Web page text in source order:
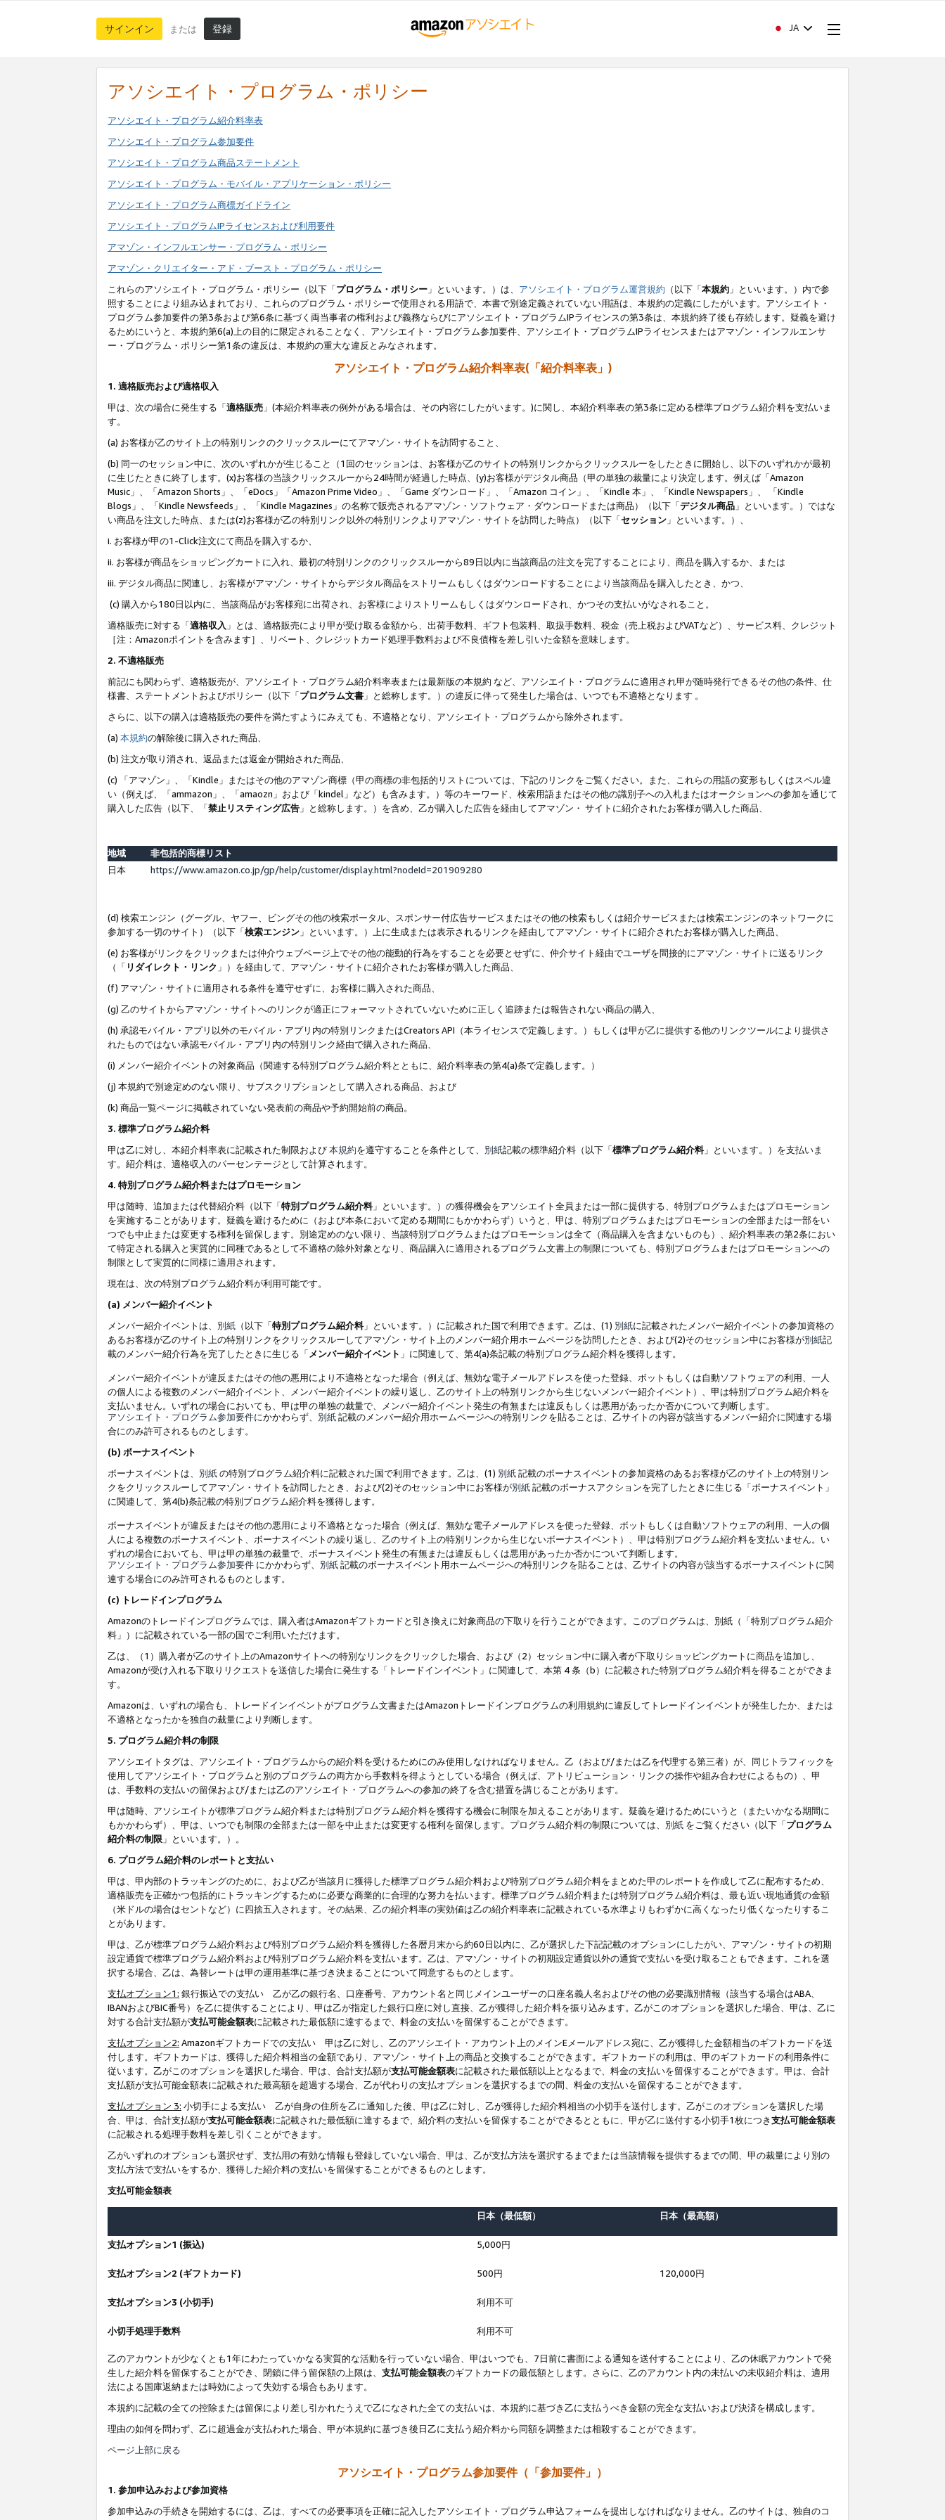
サインイン または 登録 JA
アソシエイト・プログラム・ポリシー
アソシエイト・プログラム紹介料率表
アソシエイト・プログラム参加要件
アソシエイト・プログラム商品ステートメント
アソシエイト・プログラム・モバイル・アプリケーション・ポリシー
アソシエイト・プログラム商標ガイドライン
アソシエイト・プログラムIPライセンスおよび利用要件
アマゾン・インフルエンサー・プログラム・ポリシー
アマゾン・クリエイター・アド・ブースト・プログラム・ポリシー
これらのアソシエイト・プログラム・ポリシー（以下「プログラム・ポリシー 」といいます。）は、 アソシエイト・プログラム運営規約 （以下「本規約 」といいます。）内で参
照することにより組み込まれており、これらのプログラム・ポリシーで使用される用語で、本書で別途定義されていない用語は、本規約の定義にしたがいます。アソシエイト・
プログラム参加要件の第3条および第6条に基づく両当事者の権利および義務ならびにアソシエイト・プログラムIPライセンスの第3条は、本規約終了後も存続します。疑義を避け
るためにいうと、本規約第6(a)上の目的に限定されることなく、アソシエイト・プログラム参加要件、アソシエイト・プログラムIPライセンスまたはアマゾン・インフルエンサ
ー・プログラム・ポリシー第1条の違反は、本規約の重大な違反とみなされます。
アソシエイト・プログラム紹介料率表(「紹介料率表」)
1. 適格販売および適格収入
甲は、次の場合に発生する「適格販売 」(本紹介料率表の例外がある場合は、その内容にしたがいます。)に関し、本紹介料率表の第3条に定める標準プログラム紹介料を支払いま
す。
(a) お客様が乙のサイト上の特別リンクのクリックスルーにてアマゾン・サイトを訪問すること、
(b) 同一のセッション中に、次のいずれかが生じること（1回のセッションは、お客様が乙のサイトの特別リンクからクリックスルーをしたときに開始し、以下のいずれかが最初
に生じたときに終了します。(x)お客様の当該クリックスルーから24時間が経過した時点、(y)お客様がデジタル商品（甲の単独の裁量により決定します。例えば「Amazon
Music」、「Amazon Shorts」、「eDocs」「Amazon Prime Video」、「Game ダウンロード」、「Amazon コイン」、「Kindle 本」、「Kindle Newspapers」、 「Kindle
Blogs」、「Kindle Newsfeeds」、「Kindle Magazines」の名称で販売されるアマゾン・ソフトウェア・ダウンロードまたは商品）（以下「デジタル商品 」といいます。）ではな
い商品を注文した時点、または(z)お客様が乙の特別リンク以外の特別リンクよりアマゾン・サイトを訪問した時点）（以下「セッション 」といいます。）、
i. お客様が甲の1-Click注文にて商品を購入するか、
ii. お客様が商品をショッピングカートに入れ、最初の特別リンクのクリックスルーから89日以内に当該商品の注文を完了することにより、商品を購入するか、または
iii. デジタル商品に関連し、お客様がアマゾン・サイトからデジタル商品をストリームもしくはダウンロードすることにより当該商品を購入したとき、かつ、
(c) 購入から180日以内に、当該商品がお客様宛に出荷され、お客様によりストリームもしくはダウンロードされ、かつその支払いがなされること。
適格販売に対する「適格収入 」とは、適格販売により甲が受け取る金額から、出荷手数料、ギフト包装料、取扱手数料、税金（売上税およびVATなど）、サービス料、クレジット
［注：Amazonポイントを含みます］、リベート、クレジットカード処理手数料および不良債権を差し引いた金額を意味します。
2. 不適格販売
前記にも関わらず、適格販売が、アソシエイト・プログラム紹介料率表または最新版の本規約 など、アソシエイト・プログラムに適用され甲が随時発行できるその他の条件、仕
様書、ステートメントおよびポリシー（以下「プログラム文書 」と総称します。）の違反に伴って発生した場合は、いつでも不適格となります 。
さらに、以下の購入は適格販売の要件を満たすようにみえても、不適格となり、アソシエイト・プログラムから除外されます。
(a) 本規約の解除後に購入された商品、
(b) 注文が取り消され、返品または返金が開始された商品、
(c) 「アマゾン」、「Kindle」またはその他のアマゾン商標（甲の商標の非包括的リストについては、下記のリンクをご覧ください。また、これらの用語の変形もしくはスペル違
い（例えば、「ammazon」、「amaozn」および「kindel」など）も含みます。）等のキーワード、検索用語またはその他の識別子への入札またはオークションへの参加を通じて
購入した広告（以下、「禁止リスティング広告 」と総称します。）を含め、乙が購入した広告を経由してアマゾン・ サイトに紹介されたお客様が購入した商品、
地域
非包括的商標リスト
日本
https://www.amazon.co.jp/gp/help/customer/display.html?nodeId=201909280
(d) 検索エンジン（グーグル、ヤフー、ビングその他の検索ポータル、スポンサー付広告サービスまたはその他の検索もしくは紹介サービスまたは検索エンジンのネットワークに
参加する一切のサイト）（以下「検索エンジン 」といいます。）上に生成または表示されるリンクを経由してアマゾン・サイトに紹介されたお客様が購入した商品、
(e) お客様がリンクをクリックまたは仲介ウェブページ上でその他の能動的行為をすることを必要とせずに、仲介サイト経由でユーザを間接的にアマゾン・サイトに送るリンク
（「 リダイレクト・リンク 」）を経由して、アマゾン・サイトに紹介されたお客様が購入した商品、
(f) アマゾン・サイトに適用される条件を遵守せずに、お客様に購入された商品、
(g) 乙のサイトからアマゾン・サイトへのリンクが適正にフォーマットされていないために正しく追跡または報告されない商品の購入、
(h) 承認モバイル・アプリ以外のモバイル・アプリ内の特別リンクまたはCreators API（本ライセンスで定義します。）もしくは甲が乙に提供する他のリンクツールにより提供さ
れたものではない承認モバイル・アプリ内の特別リンク経由で購入された商品、
(i) メンバー紹介イベントの対象商品（関連する特別プログラム紹介料とともに、紹介料率表の第4(a)条で定義します。）
(j) 本規約で別途定めのない限り、サブスクリプションとして購入される商品、および
(k) 商品一覧ページに掲載されていない発表前の商品や予約開始前の商品。
3. 標準プログラム紹介料
甲は乙に対し、本紹介料率表に記載された制限および本規約を遵守することを条件として、 別紙記載の標準紹介料（以下「標準プログラム紹介料」といいます。）を支払いま
す。紹介料は、適格収入のパーセンテージとして計算されます。
4. 特別プログラム紹介料またはプロモーション
甲は随時、追加または代替紹介料（以下「特別プログラム紹介料」といいます。）の獲得機会をアソシエイト全員または一部に提供する、特別プログラムまたはプロモーション
を実施することがあります。疑義を避けるために（および本条において定める期間にもかかわらず）いうと、甲は、特別プログラムまたはプロモーションの全部または一部をい
つでも中止または変更する権利を留保します。別途定めのない限り、当該特別プログラムまたはプロモーションは全て（商品購入を含まないものも）、紹介料率表の第2条におい
て特定される購入と実質的に同種であるとして不適格の除外対象となり、商品購入に適用されるプログラム文書上の制限についても、特別プログラムまたはプロモーションへの
制限として実質的に同様に適用されます。
現在は、次の特別プログラム紹介料が利用可能です。
(a) メンバー紹介イベント
メンバー紹介イベントは、 別紙 （以下「特別プログラム紹介料」といいます。）に記載された国で利用できます。乙は、(1) 別紙に記載されたメンバー紹介イベントの参加資格の
あるお客様が乙のサイト上の特別リンクをクリックスルーしてアマゾン・サイト上のメンバー紹介用ホームページを訪問したとき、および(2)そのセッション中にお客様が別紙記
載のメンバー紹介行為を完了したときに生じる「 メンバー紹介イベント 」に関連して、第4(a)条記載の特別プログラム紹介料を獲得します。
メンバー紹介イベントが違反またはその他の悪用により不適格となった場合（例えば、無効な電子メールアドレスを使った登録、ボットもしくは自動ソフトウェアの利用、一人
の個人による複数のメンバー紹介イベント、メンバー紹介イベントの繰り返し、乙のサイト上の特別リンクから生じないメンバー紹介イベント）、甲は特別プログラム紹介料を
支払いません。いずれの場合においても、甲は甲の単独の裁量で、メンバー紹介イベント発生の有無または違反もしくは悪用があったか否かについて判断します。
アソシエイト・プログラム参加要件にかかわらず、 別紙記載のメンバー紹介用ホームページへの特別リンクを貼ることは、乙サイトの内容が該当するメンバー紹介に関連する場
合にのみ許可されるものとします。
(b) ボーナスイベント
ボーナスイベントは、 別紙の特別プログラム紹介料に記載された国で利用できます。乙は、(1) 別紙記載のボーナスイベントの参加資格のあるお客様が乙のサイト上の特別リン
クをクリックスルーしてアマゾン・サイトを訪問したとき、および(2)そのセッション中にお客様が別紙記載のボーナスアクションを完了したときに生じる「ボーナスイベント」
に関連して、第4(b)条記載の特別プログラム紹介料を獲得します。
ボーナスイベントが違反またはその他の悪用により不適格となった場合（例えば、無効な電子メールアドレスを使った登録、ボットもしくは自動ソフトウェアの利用、一人の個
人による複数のボーナスイベント、ボーナスイベントの繰り返し、乙のサイト上の特別リンクから生じないボーナスイベント）、甲は特別プログラム紹介料を支払いません。い
ずれの場合においても、甲は甲の単独の裁量で、ボーナスイベント発生の有無または違反もしくは悪用があったか否かについて判断します。
アソシエイト・プログラム参加要件 にかかわらず、 別紙記載のボーナスイベント用ホームページへの特別リンクを貼ることは、乙サイトの内容が該当するボーナスイベントに関
連する場合にのみ許可されるものとします。
(c) トレードインプログラム
Amazonのトレードインプログラムでは、購入者はAmazonギフトカードと引き換えに対象商品の下取りを行うことができます。このプログラムは、別紙（「特別プログラム紹介
料」）に記載されている一部の国でご利用いただけます。
乙は、（1）購入者が乙のサイト上のAmazonサイトへの特別なリンクをクリックした場合、および（2）セッション中に購入者が下取りショッピングカートに商品を追加し、
Amazonが受け入れる下取りリクエストを送信した場合に発生する「トレードインイベント」に関連して、本第 4 条（b）に記載された特別プログラム紹介料を得ることができま
す。
Amazonは、いずれの場合も、トレードインイベントがプログラム文書またはAmazonトレードインプログラムの利用規約に違反してトレードインイベントが発生したか、または
不適格となったかを独自の裁量により判断します。
5. プログラム紹介料の制限
アソシエイトタグは、アソシエイト・プログラムからの紹介料を受けるためにのみ使用しなければなりません。乙（および/または乙を代理する第三者）が、同じトラフィックを
使用してアソシエイト・プログラムと別のプログラムの両方から手数料を得ようとしている場合（例えば、アトリビューション・リンクの操作や組み合わせによるもの）、甲
は、手数料の支払いの留保および/または乙のアソシエイト・プログラムへの参加の終了を含む措置を講じることがあります。
甲は随時、アソシエイトが標準プログラム紹介料または特別プログラム紹介料を獲得する機会に制限を加えることがあります。疑義を避けるためにいうと（またいかなる期間に
もかかわらず）、甲は、いつでも制限の全部または一部を中止または変更する権利を留保します。プログラム紹介料の制限については、 別紙 をご覧ください（以下「プログラム
紹介料の制限 」といいます。）。
6. プログラム紹介料のレポートと支払い
甲は、甲内部のトラッキングのために、および乙が当該月に獲得した標準プログラム紹介料および特別プログラム紹介料をまとめた甲のレポートを作成して乙に配布するため、
適格販売を正確かつ包括的にトラッキングするために必要な商業的に合理的な努力を払います。標準プログラム紹介料または特別プログラム紹介料は、最も近い現地通貨の金額
（米ドルの場合はセントなど）に四捨五入されます。その結果、乙の紹介料率の実効値は乙の紹介料率表に記載されている水準よりもわずかに高くなったり低くなったりするこ
とがあります。
甲は、乙が標準プログラム紹介料および特別プログラム紹介料を獲得した各暦月末から約60日以内に、乙が選択した下記記載のオプションにしたがい、アマゾン・サイトの初期
設定通貨で標準プログラム紹介料および特別プログラム紹介料を支払います。乙は、アマゾン・サイトの初期設定通貨以外の通貨で支払いを受け取ることもできます。これを選
択する場合、乙は、為替レートは甲の運用基準に基づき決まることについて同意するものとします。
支払オプション1: 銀行振込での支払い 乙が乙の銀行名、口座番号、アカウント名と同じメインユーザーの口座名義人名およびその他の必要識別情報（該当する場合はABA、
IBANおよびBIC番号）を乙に提供することにより、甲は乙が指定した銀行口座に対し直接、乙が獲得した紹介料を振り込みます。乙がこのオプションを選択した場合、甲は、乙に
対する合計支払額が支払可能金額表に記載された最低額に達するまで、料金の支払いを留保することができます。
支払オプション2: Amazonギフトカードでの支払い 甲は乙に対し、乙のアソシエイト・アカウント上のメインEメールアドレス宛に、乙が獲得した金額相当のギフトカードを送
付します。ギフトカードは、獲得した紹介料相当の金額であり、アマゾン・サイト上の商品と交換することができます。ギフトカードの利用は、甲のギフトカードの利用条件に
従います。乙がこのオプションを選択した場合、甲は、合計支払額が支払可能金額表に記載された最低額以上となるまで、料金の支払いを留保することができます。甲は、合計
支払額が支払可能金額表に記載された最高額を超過する場合、乙が代わりの支払オプションを選択するまでの間、料金の支払いを留保することができます。
支払オプション 3: 小切手による支払い 乙が自身の住所を乙に通知した後、甲は乙に対し、乙が獲得した紹介料相当の小切手を送付します。乙がこのオプションを選択した場
合、甲は、合計支払額が支払可能金額表に記載された最低額に達するまで、紹介料の支払いを留保することができるとともに、甲が乙に送付する小切手1枚につき支払可能金額表
に記載される処理手数料を差し引くことができます。
乙がいずれのオプションも選択せず、支払用の有効な情報も登録していない場合、甲は、乙が支払方法を選択するまでまたは当該情報を提供するまでの間、甲の裁量により別の
支払方法で支払いをするか、獲得した紹介料の支払いを留保することができるものとします。
支払可能金額表
日本（最低額） 日本（最高額）
支払オプション1 (振込) 5,000円
支払オプション2 (ギフトカード) 500円 120,000円
支払オプション3 (小切手) 利用不可
小切手処理手数料 利用不可
乙のアカウントが少なくとも1年にわたっていかなる実質的な活動を行っていない場合、甲はいつでも、7日前に書面による通知を送付することにより、乙の休眠アカウントで発
生した紹介料を留保することができ、閉鎖に伴う留保額の上限は、 支払可能金額表のギフトカードの最低額とします。さらに、乙のアカウント内の未払いの未収紹介料は、適用
法による国庫返納または時効によって失効する場合もあります。
本規約に記載の全ての控除または留保により差し引かれたうえで乙になされた全ての支払いは、本規約に基づき乙に支払うべき金額の完全な支払いおよび決済を構成します。
理由の如何を問わず、乙に超過金が支払われた場合、甲が本規約に基づき後日乙に支払う紹介料から同額を調整または相殺することができます。
ページ上部に戻る
アソシエイト・プログラム参加要件（「参加要件」）
1. 参加申込みおよび参加資格
参加申込みの手続きを開始するには、乙は、すべての必要事項を正確に記入したアソシエイト・プログラム申込フォームを提出しなければなりません。乙のサイトは、独自のコ